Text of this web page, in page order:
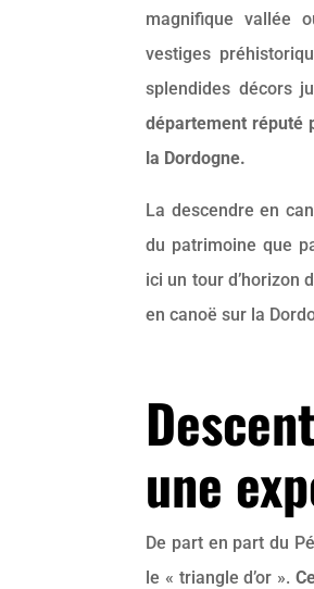
magnifique vallée
vestiges
splendides décors
département réputé
la Dordogne.
La descendre en
du patrimoine que
ici un tour d’horizon
en canoë sur la
une
De part en part du
le « triangle d’or ».